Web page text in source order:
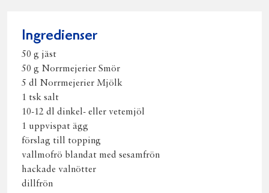
Ingredienser
50 g jäst
50 g Norrmejerier Smör
5 dl Norrmejerier Mjölk
1 tsk salt
10-12 dl dinkel- eller vetemjöl
1 uppvispat ägg
förslag till topping
vallmofrö blandat med sesamfrön
hackade valnötter
dillfrön